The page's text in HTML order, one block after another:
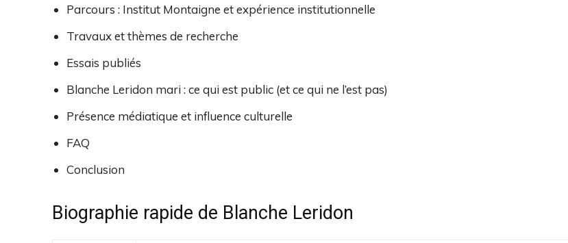
Parcours : Institut Montaigne et expérience institutionnelle
Travaux et thèmes de recherche
Essais publiés
Blanche Leridon mari : ce qui est public (et ce qui ne l’est pas)
Présence médiatique et influence culturelle
FAQ
Conclusion
Biographie rapide de Blanche Leridon